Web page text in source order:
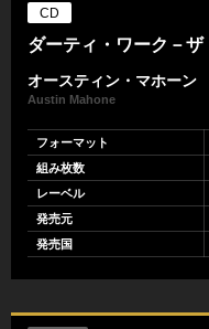
CD
ダーティ・ワーク－
オースティン・マホーン
Austin Mahone
フォーマット
組み枚数
レーベル
発売元
発売国